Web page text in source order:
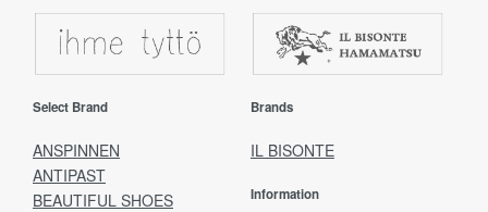
Select Brand
ANSPINNEN
ANTIPAST
BEAUTIFUL SHOES
Brands
IL BISONTE
Information